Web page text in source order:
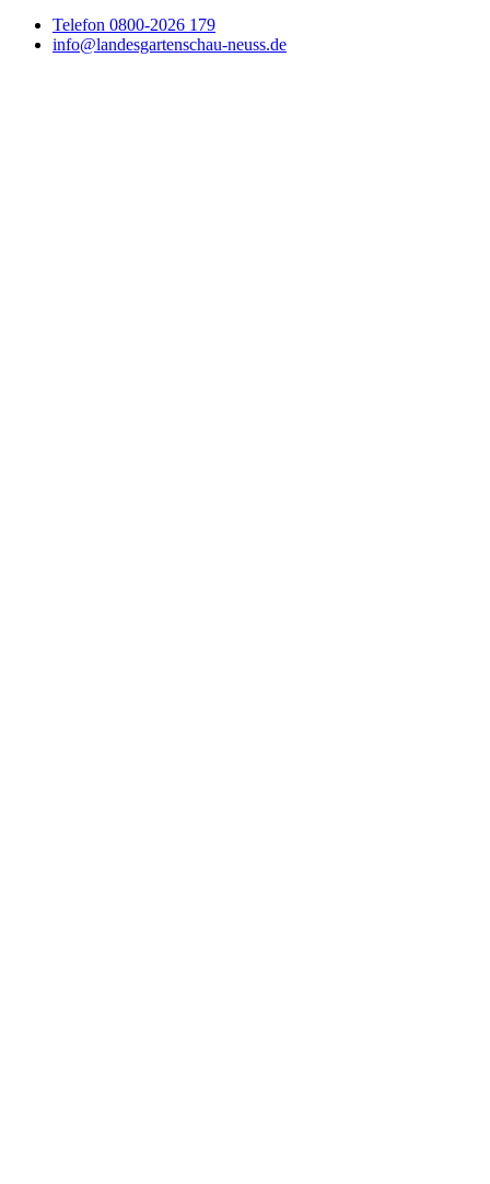
Telefon 0800-2026 179
info@landesgartenschau-neuss.de